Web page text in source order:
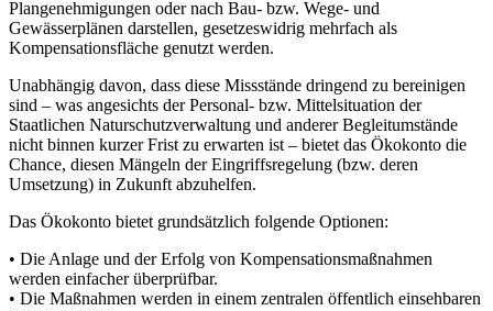
Plangenehmigungen oder nach Bau- bzw. Wege- und
Gewässerplänen darstellen, gesetzeswidrig mehrfach als
Kompensationsfläche genutzt werden.
Unabhängig davon, dass diese Missstände dringend zu bereinigen
sind – was angesichts der Personal- bzw. Mittelsituation der
Staatlichen Naturschutzverwaltung und anderer Begleitumstände
nicht binnen kurzer Frist zu erwarten ist – bietet das Ökokonto die
Chance, diesen Mängeln der Eingriffsregelung (bzw. deren
Umsetzung) in Zukunft abzuhelfen.
Das Ökokonto bietet grundsätzlich folgende Optionen:
• Die Anlage und der Erfolg von Kompensationsmaßnahmen
werden einfacher überprüfbar.
• Die Maßnahmen werden in einem zentralen öffentlich einsehbaren